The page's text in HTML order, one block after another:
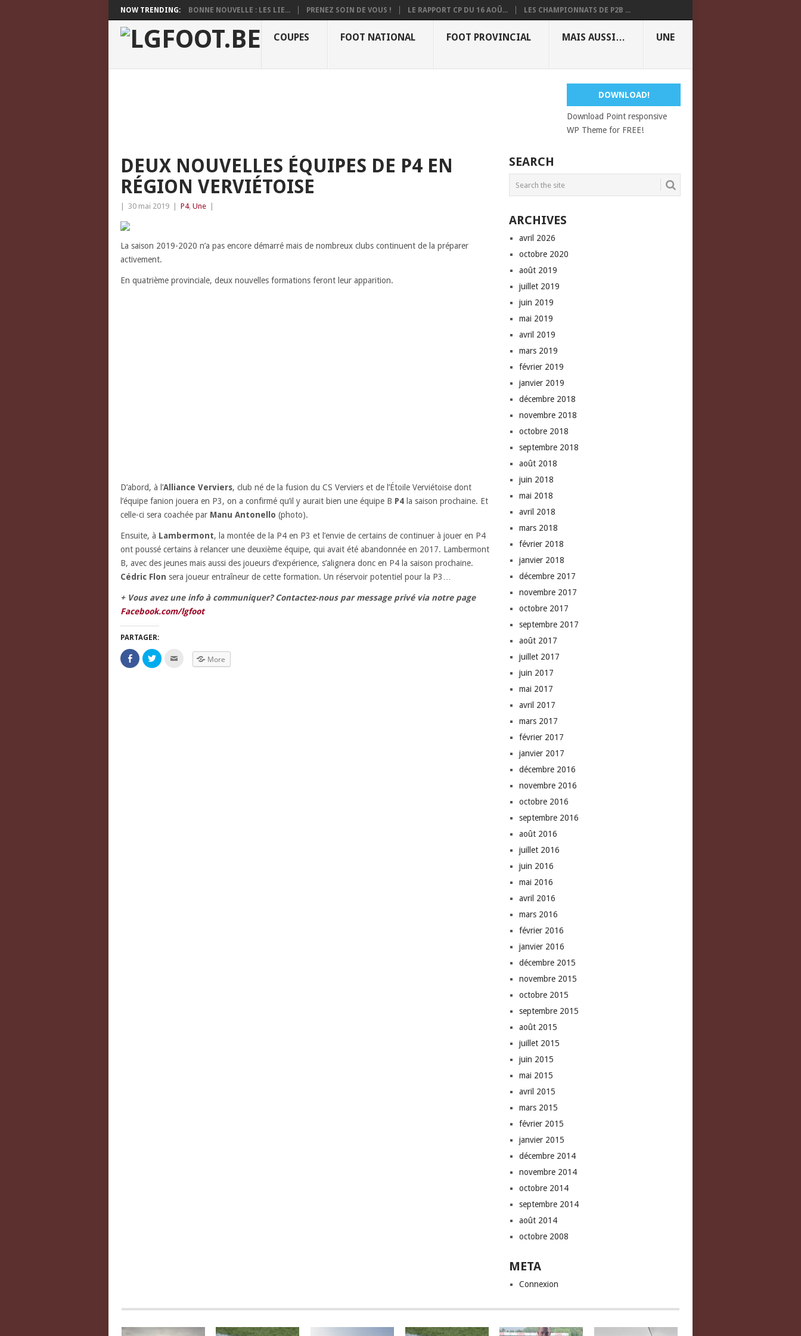
NOW TRENDING: BONNE NOUVELLE : LES LIE... PRENEZ SOIN DE VOUS ! LE RAPPORT CP DU 16 AOÛ... LES CHAMPIONNATS DE P2B ...
COUPES FOOT NATIONAL FOOT PROVINCIAL MAIS AUSSI… UNE
DOWNLOAD!
Download Point responsive
WP Theme for FREE!
DEUX NOUVELLES ÉQUIPES DE P4 EN
RÉGION VERVIÉTOISE
30 mai 2019 P4, Une
La saison 2019-2020 n’a pas encore démarré mais de nombreux clubs continuent de la préparer
activement.
En quatrième provinciale, deux nouvelles formations feront leur apparition.
D’abord, à l’Alliance Verviers, club né de la fusion du CS Verviers et de l’Étoile Verviétoise dont
l’équipe fanion jouera en P3, on a confirmé qu’il y aurait bien une équipe B P4 la saison prochaine. Et
celle-ci sera coachée par Manu Antonello (photo).
Ensuite, à Lambermont, la montée de la P4 en P3 et l’envie de certains de continuer à jouer en P4
ont poussé certains à relancer une deuxième équipe, qui avait été abandonnée en 2017. Lambermont
B, avec des jeunes mais aussi des joueurs d’expérience, s’alignera donc en P4 la saison prochaine.
Cédric Flon sera joueur entraîneur de cette formation. Un réservoir potentiel pour la P3…
+ Vous avez une info à communiquer? Contactez-nous par message privé via notre page
Facebook.com/lgfoot
PARTAGER:
Click
to
share
Click
to More
SEARCH
ARCHIVES
avril 2026
octobre 2020
août 2019
juillet 2019
juin 2019
mai 2019
avril 2019
mars 2019
février 2019
janvier 2019
décembre 2018
novembre 2018
octobre 2018
septembre 2018
août 2018
juin 2018
mai 2018
avril 2018
mars 2018
février 2018
janvier 2018
décembre 2017
novembre 2017
octobre 2017
septembre 2017
août 2017
juillet 2017
juin 2017
mai 2017
avril 2017
mars 2017
février 2017
janvier 2017
décembre 2016
novembre 2016
octobre 2016
septembre 2016
août 2016
juillet 2016
juin 2016
mai 2016
avril 2016
mars 2016
février 2016
janvier 2016
décembre 2015
novembre 2015
octobre 2015
septembre 2015
août 2015
juillet 2015
juin 2015
mai 2015
avril 2015
mars 2015
février 2015
janvier 2015
décembre 2014
novembre 2014
octobre 2014
septembre 2014
août 2014
octobre 2008
META
Connexion